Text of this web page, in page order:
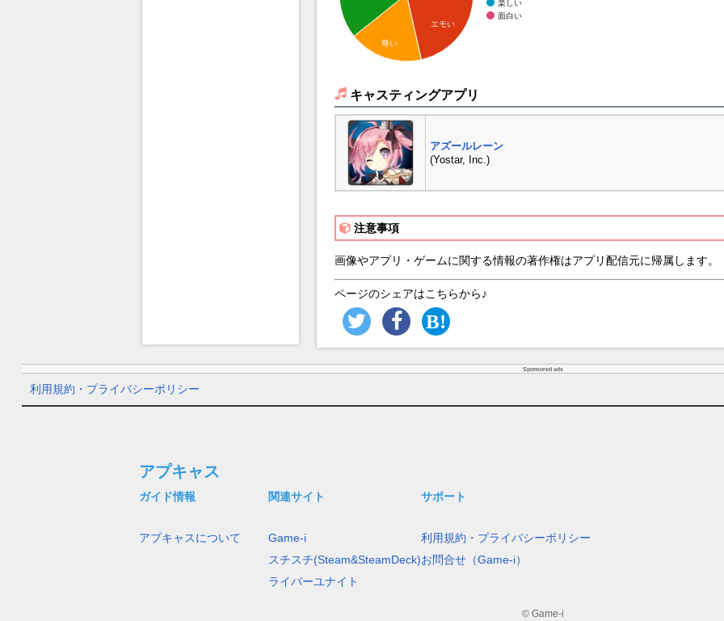
楽しい
面白い
エモい
尊い
キャスティングアプリ
アズールレーン
(Yostar, Inc.)
注意事項
画像やアプリ・ゲームに関する情報の著作権はアプリ配信元に帰属します。
ページのシェアはこちらから♪
Sponsored ads
利用規約・プライバシーポリシー
アプキャス
ガイド情報
アプキャスについて
関連サイト
Game-i
スチスチ(Steam&SteamDeck)
ライバーユナイト
サポート
利用規約・プライバシーポリシー
お問合せ（Game-i）
© Game-i